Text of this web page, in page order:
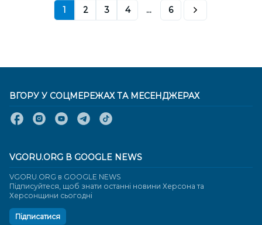
1 2 3 4 ... 6
ВГОРУ У СОЦМЕРЕЖАХ ТА МЕСЕНДЖЕРАХ
VGORU.ORG В GOOGLE NEWS
VGORU.ORG в GOOGLE NEWS
Підписуйтеся, щоб знати останні новини Херсона та
Херсонщини сьогодні
Підписатися